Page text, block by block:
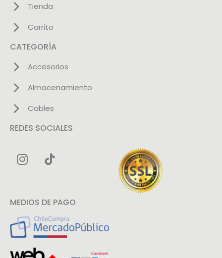
Tienda
Carrito
CATEGORÍA
Accesorios
Almacenamiento
Cables
REDES SOCIALES
MEDIOS DE PAGO